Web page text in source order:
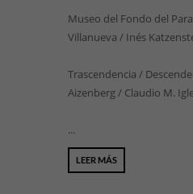
Museo del Fondo del
Villanueva / Inés
Trascendencia /
Aizenberg / Claudio M.
...
LEER MÁS